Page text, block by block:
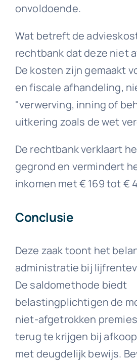
onvoldoende.
Wat betreft de
rechtbank dat deze niet
De kosten zijn gemaakt
en fiscale afhandeling,
"verwerving, inning of
uitkering zoals de wet
De rechtbank verklaart
gegrond en vermindert
inkomen met € 169 tot €
Conclusie
Deze zaak toont het
administratie bij
De saldomethode biedt
belastingplichtigen de
niet-afgetrokken
terug te krijgen bij
met deugdelijk bewijs.